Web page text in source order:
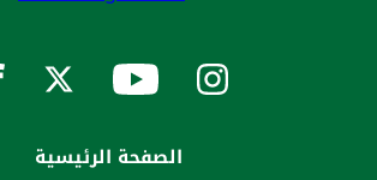
الصفحة الرئيسية